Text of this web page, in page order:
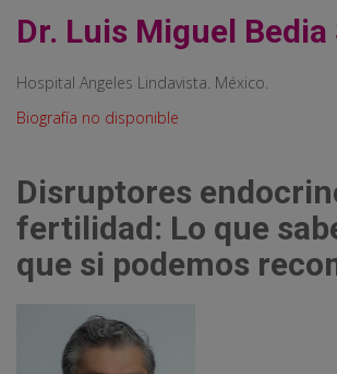
Dr. Luis Miguel Bedia
Hospital Angeles Lindavista. México.
Biografía no disponible
Disruptores
fertilidad: Lo que
que si podemos